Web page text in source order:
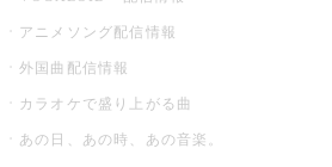
アニメソング配信情報
外国曲配信情報
カラオケで盛り上がる曲
あの日、あの時、あの音楽。